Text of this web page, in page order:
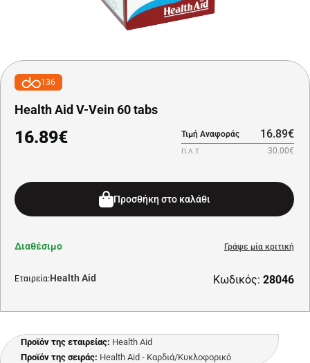
136
Health Aid V-Vein 60 tabs
16.89€ Τιμή Αναφοράς 16.89€
Π.Λ.Τ 30.00€
Προσθήκη στο καλάθι
Εταιρεία:Health Aid Κωδικός: 28046
Διαθέσιμο Γράψε μία κριτική
Προϊόν της εταιρείας: Health Aid
Προϊόν της σειράς: Health Aid - Καρδιά/Κυκλοφορικό